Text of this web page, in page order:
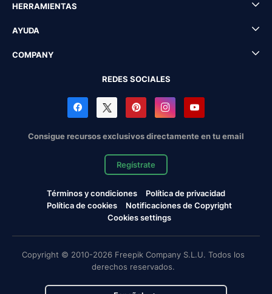
HERRAMIENTAS
AYUDA
COMPANY
REDES SOCIALES
Consigue recursos exclusivos directamente en tu email
Regístrate
Términos y condiciones
Política de privacidad
Política de cookies
Notificaciones de Copyright
Cookies settings
Copyright © 2010-2026 Freepik Company S.L.U. Todos los
derechos reservados.